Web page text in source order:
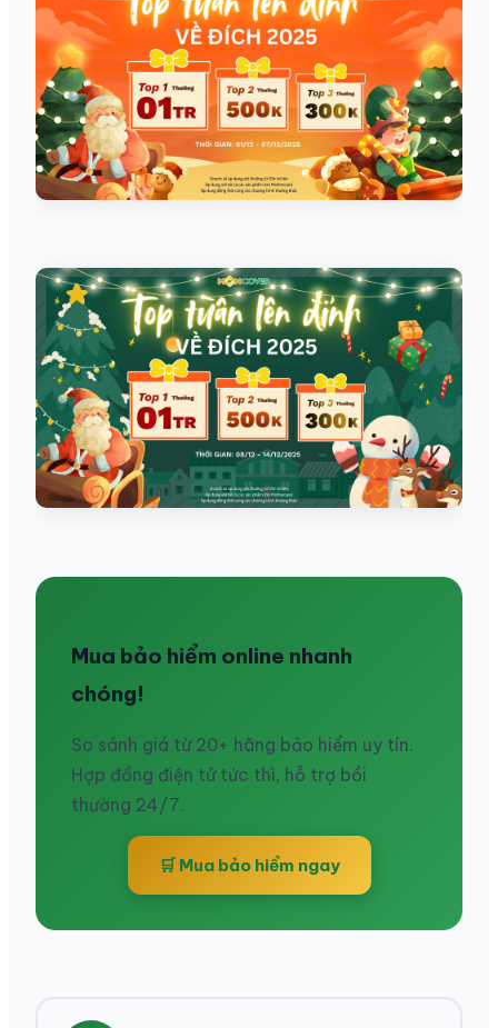
Mua bảo hiểm online nhanh
chóng!
So sánh giá từ 20+ hãng bảo hiểm uy tín.
Hợp đồng điện tử tức thì, hỗ trợ bồi
thường 24/7.
🛒 Mua bảo hiểm ngay